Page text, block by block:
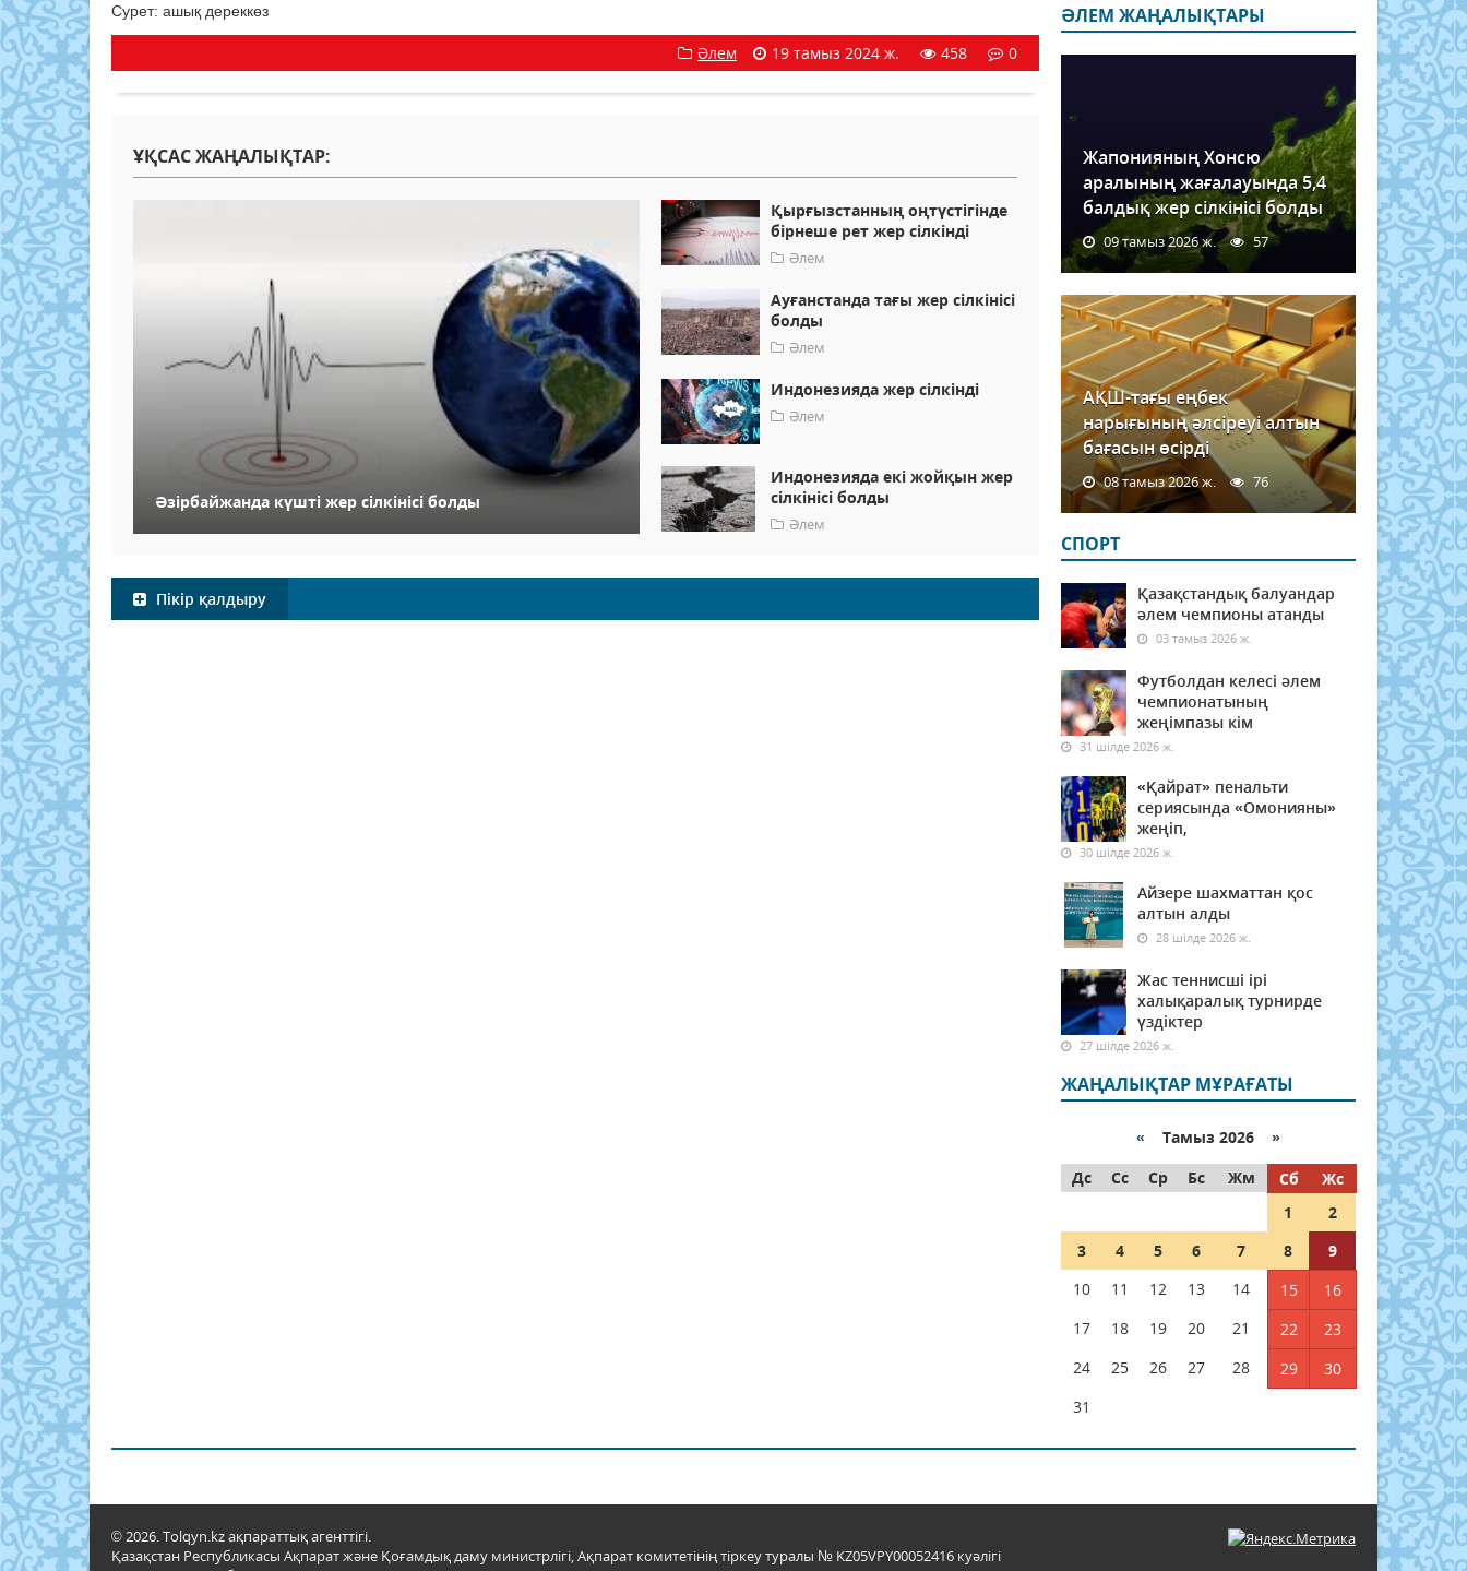
Сурет: ашық дереккөз
Әлем 19 тамыз 2024 ж. 458 0
ҰҚСАС ЖАҢАЛЫҚТАР:
Әзірбайжанда күшті жер сілкінісі болды
Қырғызстанның оңтүстігінде
бірнеше рет жер сілкінді
Әлем
Ауғанстанда тағы жер сілкінісі
болды
Әлем
Индонезияда жер сілкінді
Әлем
Индонезияда екі жойқын жер
сілкінісі болды
Әлем
Пікір қалдыру
ӘЛЕМ ЖАҢАЛЫҚТАРЫ
Жапонияның Хонсю
аралының жағалауында 5,4
балдық жер сілкінісі болды
09 тамыз 2026 ж. 57
АҚШ-тағы еңбек
нарығының әлсіреуі алтын
бағасын өсірді
08 тамыз 2026 ж. 76
СПОРТ
Қазақстандық балуандар
әлем чемпионы атанды
03 тамыз 2026 ж.
Футболдан келесі әлем
чемпионатының
жеңімпазы кім
31 шілде 2026 ж.
«Қайрат» пенальти
сериясында «Омонияны»
жеңіп,
30 шілде 2026 ж.
Айзере шахматтан қос
алтын алды
28 шілде 2026 ж.
Жас теннисші ірі
халықаралық турнирде
үздіктер
27 шілде 2026 ж.
ЖАҢАЛЫҚТАР МҰРАҒАТЫ
« Тамыз 2026 »
Дс
Сс Ср Бс Жм Сб
Жс
1
2
3
4 5 6 7 8
9
10
11 12 13 14 15
16
17
18 19 20 21 22
23
24
25 26 27 28 29
30
31
© 2026. Tolqyn.kz ақпараттық агенттігі.
Қазақстан Республикасы Ақпарат және Қоғамдық даму министрлігі, Ақпарат комитетінің тіркеу туралы № KZ05VPY00052416 куәлігі